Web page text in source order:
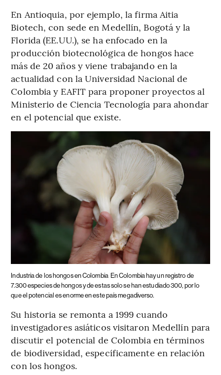
En Antioquia, por ejemplo, la firma Aitia
Biotech, con sede en Medellín, Bogotá y la
Florida (EE.UU.), se ha enfocado en la
producción biotecnológica de hongos hace
más de 20 años y viene trabajando en la
actualidad con la Universidad Nacional de
Colombia y EAFIT para proponer proyectos al
Ministerio de Ciencia Tecnología para ahondar
en el potencial que existe.
Industria de los hongos en Colombia En Colombia hay un registro de
7.300 especies de hongos y de estas solo se han estudiado 300, por lo
que el potencial es enorme en este país megadiverso.
Su historia se remonta a 1999 cuando
investigadores asiáticos visitaron Medellín para
discutir el potencial de Colombia en términos
de biodiversidad, específicamente en relación
con los hongos.